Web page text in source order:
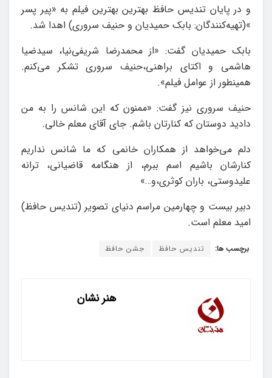
و در پایان تندیس حافظ بهترین بهترین فیلم به «پیر پسر
»(تهیه‌کنندگان: بابک حمیدیان و حنیف سروری) اهدا شد.
بابک حمیدیان گفت: «از محمدرضا شریفی‌نیا، سیدضیا
هاشمی و اکتای براهنی،حنیف سروری تشکر می‌کنم.
همینطور از عوامل فیلم».
حنیف سروری نیز گفت: «ممنون که این شانس را به من
دادید دوستان که کنارتان باشم. جای آقای معلم خالی.
دلم می‌خواهد از همکاران خانمی که ما شانس نداریم
کنارشان باشیم اسم ببرم، از هنگامه قاضیانی، ترانه
علیدوستی، باران کوثری،و…»
دبیر بیست و چهارمین مراسم دنیای تصویر (تندیس حافظ)
امید معلم است.
برچسب ها: تندیس حافظ جشن حافظ
هنر نشان